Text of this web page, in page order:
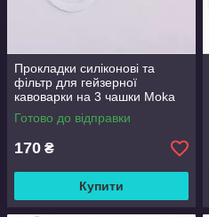
Прокладки силіконові та
фільтр для гейзерної
кавоварки на 3 чашки Moka
Pot Espresso CU-303-3
Готово до відправки
170 ₴
Купити